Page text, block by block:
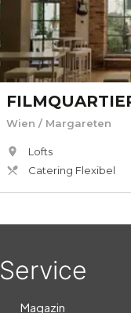
Wien / Margareten
Lofts
Catering Flexibel
Service
Magazin